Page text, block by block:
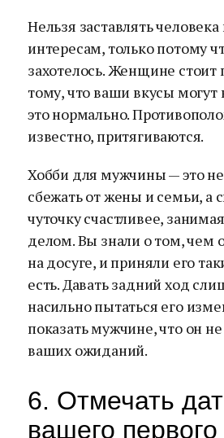
Нельзя заставлять
интересам, только потому
захотелось. Женщине стоит
тому, что ваши вкусы могут
это нормально.
известно, притягиваются.
Хобби для мужчины — это
сбежать от жены и семьи, а
чуточку счастливее,
делом. Вы знали о том, чем
на досуге, и приняли его
есть. Давать задний ход
насильно пытаться его
показать мужчине, что он
ваших ожиданий.
6. Отмечать
вашего